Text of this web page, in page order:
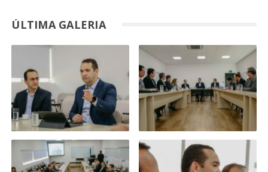
ÚLTIMA GALERIA